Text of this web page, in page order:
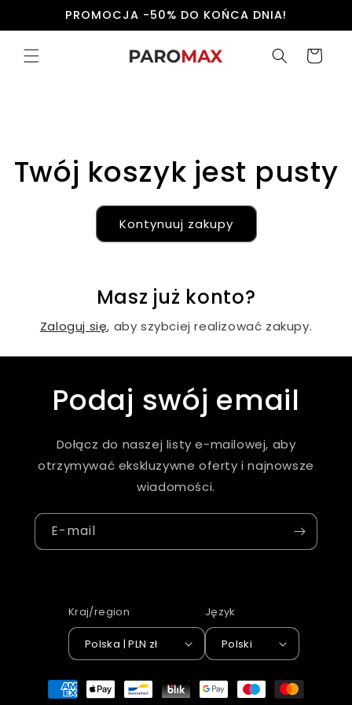
treści
PROMOCJA -50% DO KOŃCA DNIA!
Koszyk
Twój koszyk jest pusty
Kontynuuj zakupy
Masz już konto?
Zaloguj się, aby szybciej realizować zakupy.
Podaj swój email
Dołącz do naszej listy e-mailowej, aby
otrzymywać ekskluzywne oferty i najnowsze
wiadomości.
E-mail
Kraj/region
Polska | PLN zł
Język
Polski
Metody